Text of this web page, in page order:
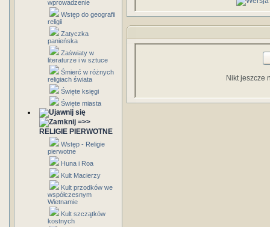
wprowadzenie
Wstęp do geografii
religii
Zatyczka
panieńska
Zaświaty w
literaturze i w sztuce
Śmierć w różnych
religiach świata
Święte księgi
Święte miasta
=>>
RELIGIE PIERWOTNE
Wstęp - Religie
pierwotne
Huna i Roa
Kult Macierzy
Kult przodków we
współczesnym
Wietnamie
Kult szczątków
kostnych
Nikt jeszcze